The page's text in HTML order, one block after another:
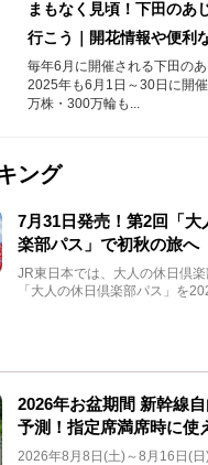
まもなく見頃！下田のあ
行こう｜開花情報や便利
ご紹介
毎年6月に開催される下田のあ
2025年も6月1日～30日に開
万株・300万輪も...
ング
7月31日発売！第2回「大
楽部パス」で初秋の旅へ
JR東日本では、大人の休日倶
「大人の休日倶楽部パス」を
2026年お盆期間 新幹線
予測！指定席満席時に使
急券も解説
2026年8月8日(土)～8月16日(日